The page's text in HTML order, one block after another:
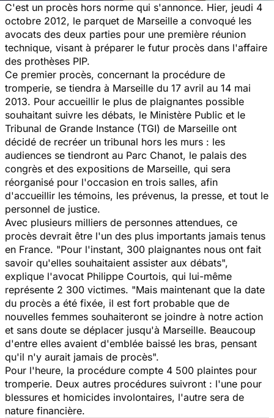
C'est un procès hors norme qui s'annonce. Hier, jeudi 4
octobre 2012, le parquet de Marseille a convoqué les
avocats des deux parties pour une première réunion
technique, visant à préparer le futur procès dans l'affaire
des prothèses PIP.
Ce premier procès, concernant la procédure de
tromperie, se tiendra à Marseille du 17 avril au 14 mai
2013. Pour accueillir le plus de plaignantes possible
souhaitant suivre les débats, le Ministère Public et le
Tribunal de Grande Instance (TGI) de Marseille ont
décidé de recréer un tribunal hors les murs : les
audiences se tiendront au Parc Chanot, le palais des
congrès et des expositions de Marseille, qui sera
réorganisé pour l'occasion en trois salles, afin
d'accueillir les témoins, les prévenus, la presse, et tout le
personnel de justice.
Avec plusieurs milliers de personnes attendues, ce
procès devrait être l'un des plus importants jamais tenus
en France. "Pour l'instant, 300 plaignantes nous ont fait
savoir qu'elles souhaitaient assister aux débats",
explique l'avocat Philippe Courtois, qui lui-même
représente 2 300 victimes. "Mais maintenant que la date
du procès a été fixée, il est fort probable que de
nouvelles femmes souhaiteront se joindre à notre action
et sans doute se déplacer jusqu'à Marseille. Beaucoup
d'entre elles avaient d'emblée baissé les bras, pensant
qu'il n'y aurait jamais de procès".
Pour l'heure, la procédure compte 4 500 plaintes pour
tromperie. Deux autres procédures suivront : l'une pour
blessures et homicides involontaires, l'autre sera de
nature financière.